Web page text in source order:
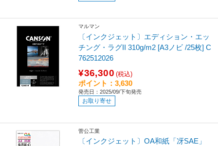
マルマン
〔インクジェット〕エディション・エッ
チング・ラグII 310g/m2 [A3ノビ /25枚] C
762512026
¥36,300 (税込)
ポイント：3,630
発売日：2025/09/下旬発売
お取り寄せ
菅公工業
〔インクジェット〕OA和紙「冴SAE」